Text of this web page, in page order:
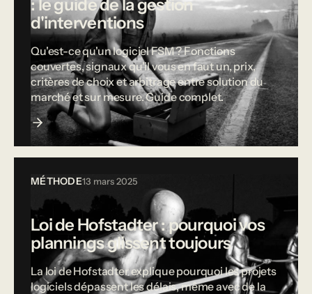
: le guide de la gestion
d'interventions
Qu'est-ce qu'un logiciel FSM ? Fonctions
couvertes, signaux qu'il vous en faut un, prix,
critères de choix et arbitrage entre solution du
marché et sur mesure. Guide complet.
MÉTHODE13 mars 2025
Loi de Hofstadter : pourquoi vos
plannings glissent toujours
La loi de Hofstadter explique pourquoi les projets
logiciels dépassent les délais, même avec de la